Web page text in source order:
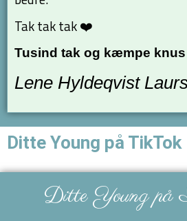
Tak tak tak ❤️
Tusind tak og kæmpe knus
Lene Hyldeqvist
Ditte Young på TikTok
Ditte Young på